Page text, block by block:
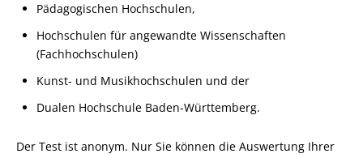
Pädagogischen Hochschulen,
Hochschulen für angewandte Wissenschaften
(Fachhochschulen)
Kunst- und Musikhochschulen und der
Dualen Hochschule Baden-Württemberg.
Der Test ist anonym. Nur Sie können die Auswertung Ihrer